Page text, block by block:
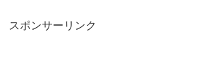
スポンサーリンク